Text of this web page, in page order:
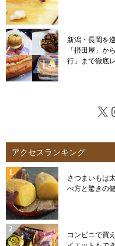
新潟・長岡を
「摂田屋」か
行」まで徹底
X
アクセスランキング
さつまいもは
べ方と驚きの
コンビニで買